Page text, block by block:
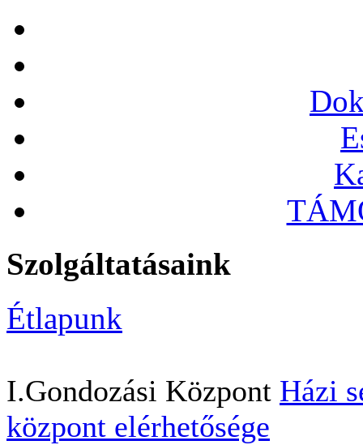
Szolgáltatásaink
Étlapunk
I.Gondozási Központ Házi
központ elérhetősége